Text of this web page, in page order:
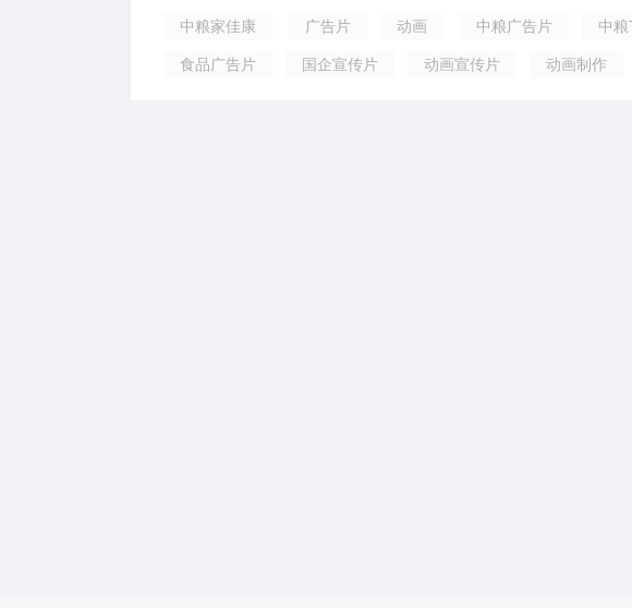
中粮家佳康 广告片 动画 中粮广告片 中粮
食品广告片 国企宣传片 动画宣传片 动画制作